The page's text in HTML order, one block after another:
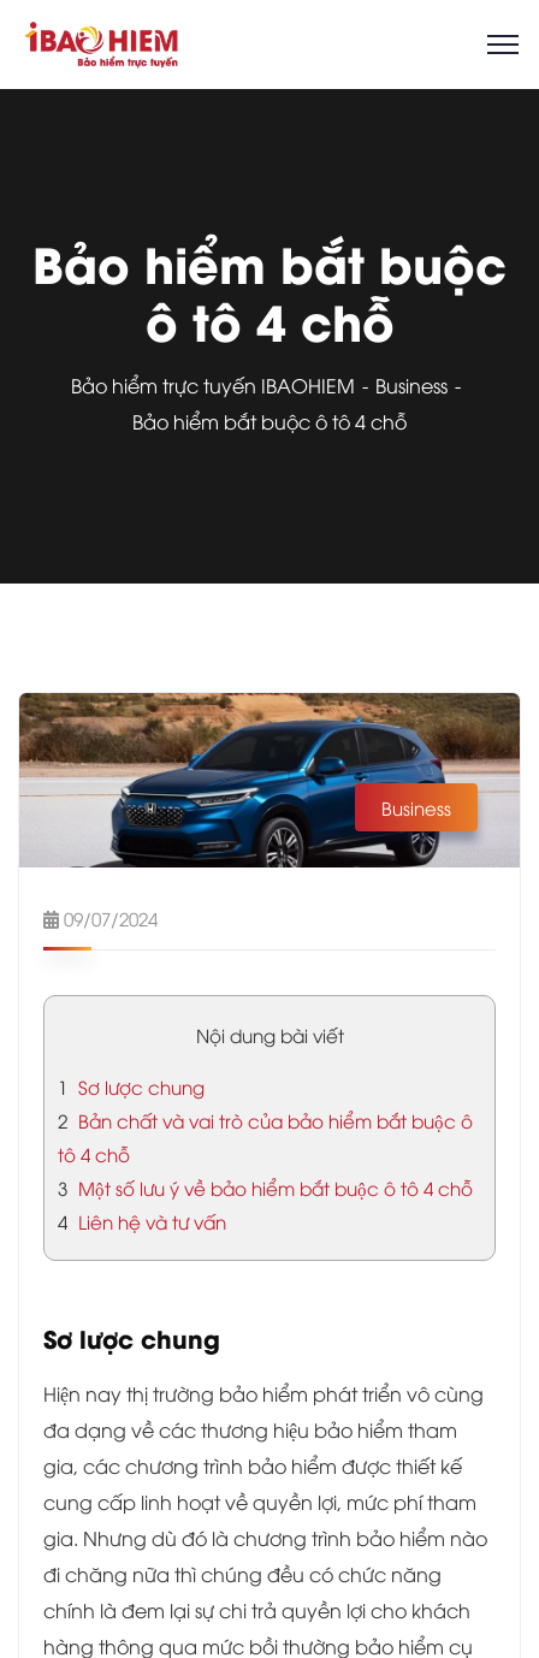
Bảo hiểm bắt buộc
ô tô 4 chỗ
Bảo hiểm trực tuyến IBAOHIEM
Business
Bảo hiểm bắt buộc ô tô 4 chỗ
Business
09/07/2024
Nội dung bài viết
1 Sơ lược chung
2 Bản chất và vai trò của bảo hiểm bắt buộc ô
tô 4 chỗ
3 Một số lưu ý về bảo hiểm bắt buộc ô tô 4 chỗ
4 Liên hệ và tư vấn
Sơ lược chung
Hiện nay thị trường bảo hiểm phát triển vô cùng
đa dạng về các thương hiệu bảo hiểm tham
gia, các chương trình bảo hiểm được thiết kế
cung cấp linh hoạt về quyền lợi, mức phí tham
gia. Nhưng dù đó là chương trình bảo hiểm nào
đi chăng nữa thì chúng đều có chức năng
chính là đem lại sự chi trả quyền lợi cho khách
hàng thông qua mức bồi thường bảo hiểm cụ